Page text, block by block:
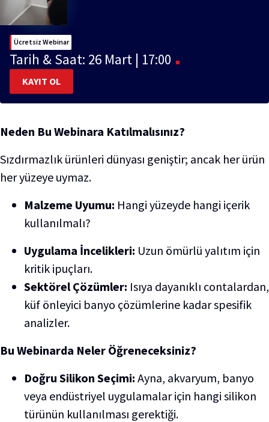
Ücretsiz Webinar
Tarih & Saat: 26 Mart | 17:00
KAYIT OL
Neden Bu Webinara Katılmalısınız?
Sızdırmazlık ürünleri dünyası geniştir; ancak her ürün
her yüzeye uymaz.
Malzeme Uyumu: Hangi yüzeyde hangi içerik
kullanılmalı?
Uygulama İncelikleri: Uzun ömürlü yalıtım için
kritik ipuçları.
Sektörel Çözümler: Isıya dayanıklı contalardan,
küf önleyici banyo çözümlerine kadar spesifik
analizler.
Bu Webinarda Neler Öğreneceksiniz?
Doğru Silikon Seçimi: Ayna, akvaryum, banyo
veya endüstriyel uygulamalar için hangi silikon
türünün kullanılması gerektiği.